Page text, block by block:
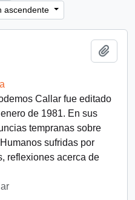
ascendente
Callar fue editado
de 1981. En sus
tempranas sobre
sufridas por
reflexiones acerca de